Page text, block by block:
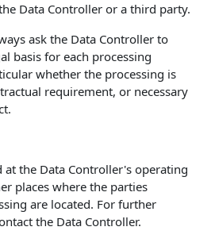
Data Controller or a third party.
ask the Data Controller to
basis for each processing
whether the processing is
requirement, or necessary
at the Data Controller's operating
places where the parties
are located. For further
the Data Controller.